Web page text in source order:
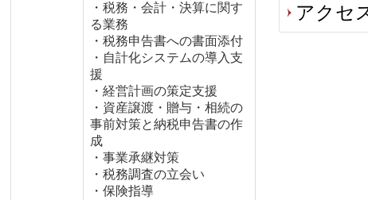
・税務・会計・決算に関す
る業務
・税務申告書への書面添付
・自計化システムの導入支
援
・経営計画の策定支援
・資産譲渡・贈与・相続の
事前対策と納税申告書の作
成
・事業承継対策
・税務調査の立会い
・保険指導
アクセ